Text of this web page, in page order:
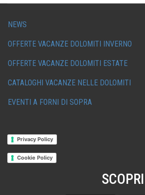
NEWS
OFFERTE VACANZE DOLOMITI INVERNO
OFFERTE VACANZE DOLOMITI ESTATE
CATALOGHI VACANZE NELLE DOLOMITI
EVENTI A FORNI DI SOPRA
Privacy Policy
Cookie Policy